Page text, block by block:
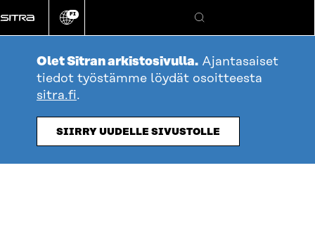
suoraan
sisältöön
Vaihda
kieli
FI
Hae
Olet Sitran arkistosivulla. Ajantasaiset
tiedot työstämme löydät osoitteesta
sitra.fi.
SIIRRY UUDELLE SIVUSTOLLE